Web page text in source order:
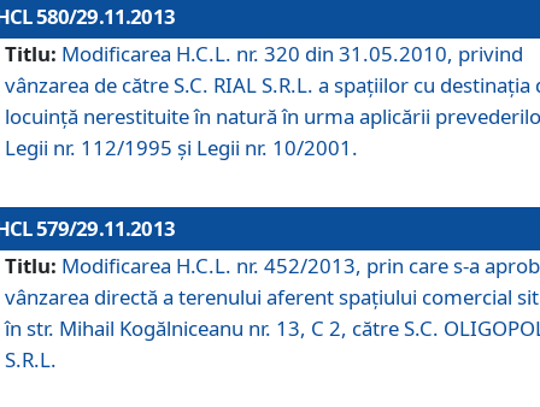
580/29.11.2013
Titlu: Modificarea H.C.L. nr. 320 din 31.05.2010, privind
vânzarea de către S.C. RIAL S.R.L. a spaţiilor cu destinaţia
locuinţă nerestituite în natură în urma aplicării
Legii nr. 112/1995 şi Legii nr. 10/2001.
579/29.11.2013
Titlu: Modificarea H.C.L. nr. 452/2013, prin care s-a
vânzarea directă a terenului aferent spaţiului comercial
în str. Mihail Kogălniceanu nr. 13, C 2, către S.C.
S.R.L.